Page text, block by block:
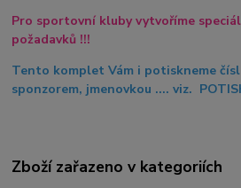
Pro sportovní kluby vytvoříme
požadavků !!!
Tento komplet Vám i potiskneme
sponzorem, jmenovkou .... viz.
Zboží zařazeno v kategoriích